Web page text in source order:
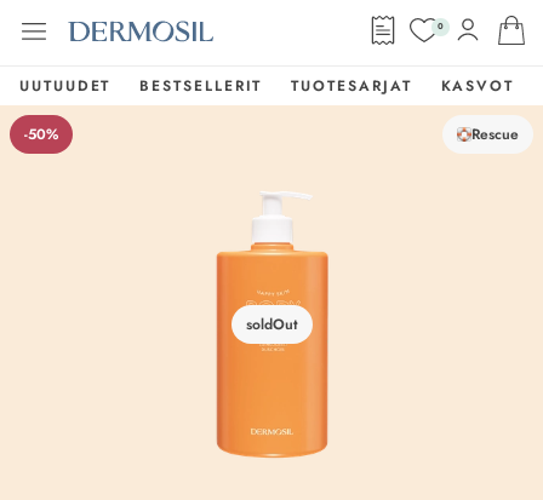
0
UUTUUDET BESTSELLERIT TUOTESARJAT KASVOT
soldOut
-50% Rescue